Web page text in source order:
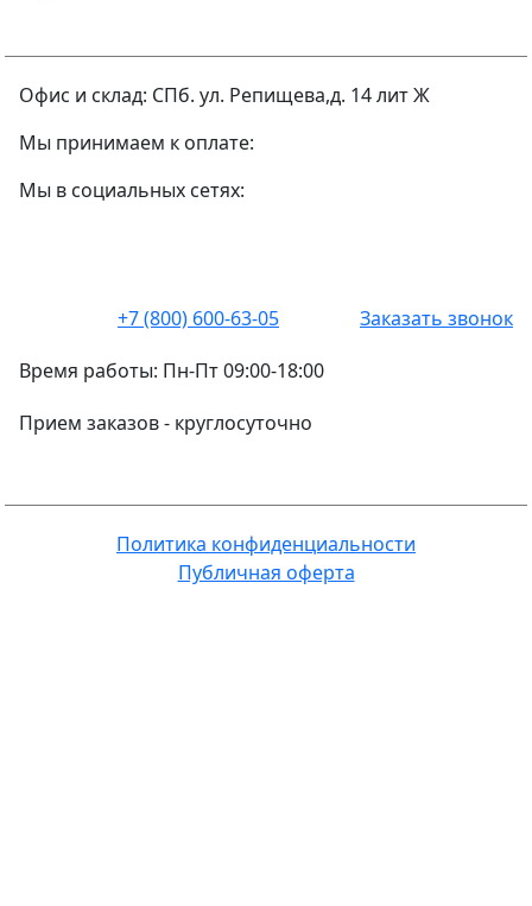
Офис и склад: СПб. ул. Репищева,д. 14 лит Ж
Мы принимаем к оплате:
Мы в социальных сетях:
+7 (800) 600-63-05
Заказать звонок
Время работы: Пн-Пт 09:00-18:00
Прием заказов - круглосуточно
Политика конфиденциальности
Публичная оферта